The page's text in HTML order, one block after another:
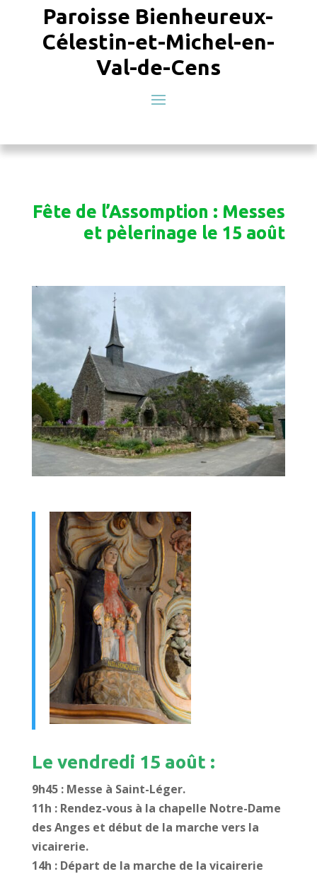
Paroisse Bienheureux-
Célestin-et-Michel-en-
Val-de-Cens
Fête de l’Assomption : Messes
et pèlerinage le 15 août
Le vendredi 15 août :
9h45 : Messe à Saint-Léger.
11h : Rendez-vous à la chapelle Notre-Dame
des Anges et début de la marche vers la
vicairerie.
14h : Départ de la marche de la vicairerie